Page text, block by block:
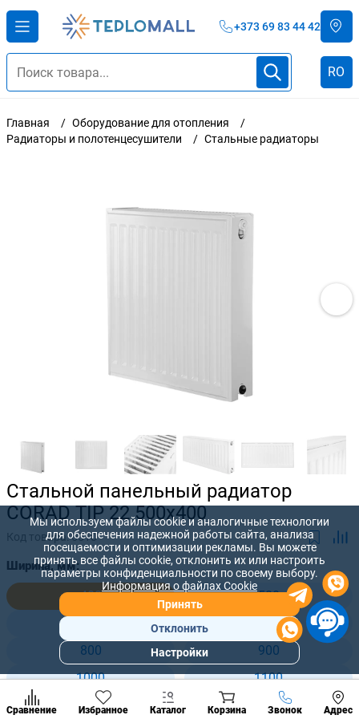
+373 69 83 44 42
RO
Главная
Оборудование для отопления
Радиаторы и полотенцесушители
Стальные радиаторы
Стальной панельный радиатор
CORAD TIP 22 500x400
Код товара:6510
Ширина, мм:
400
500
700
800
900
1000
1100
1200
1300
Сравнение Избранное Каталог Корзина Звонок Адрес
Позвонить
разделы
Мы используем файлы cookie и аналогичные технологии
для обеспечения надежной работы сайта, анализа
посещаемости и оптимизации рекламы. Вы можете
принять все файлы cookie, отклонить их или настроить
параметры конфиденциальности по своему выбору.
Информация о файлах Cookie
Принять
Отклонить
Настройки